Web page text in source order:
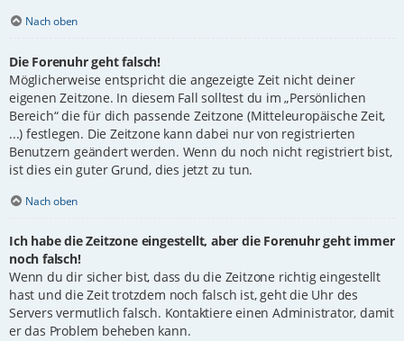
Nach oben
Die Forenuhr geht falsch!
Möglicherweise entspricht die angezeigte Zeit nicht deiner
eigenen Zeitzone. In diesem Fall solltest du im „Persönlichen
Bereich“ die für dich passende Zeitzone (Mitteleuropäische Zeit,
...) festlegen. Die Zeitzone kann dabei nur von registrierten
Benutzern geändert werden. Wenn du noch nicht registriert bist,
ist dies ein guter Grund, dies jetzt zu tun.
Nach oben
Ich habe die Zeitzone eingestellt, aber die Forenuhr geht immer
noch falsch!
Wenn du dir sicher bist, dass du die Zeitzone richtig eingestellt
hast und die Zeit trotzdem noch falsch ist, geht die Uhr des
Servers vermutlich falsch. Kontaktiere einen Administrator, damit
er das Problem beheben kann.